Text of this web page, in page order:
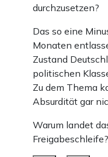
durchzusetzen?
Das so eine
Monaten
Zustand
politischen
Zu dem Thema
Absurdität gar
Warum landet
Freigabeschleife?